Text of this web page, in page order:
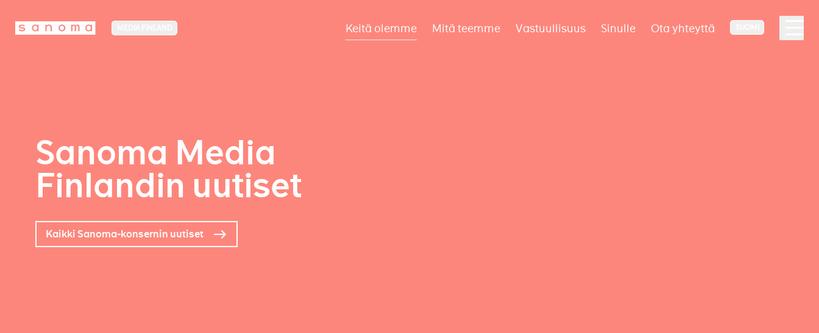
Keitä olemme Mitä teemme Vastuullisuus Sinulle Ota yhteyttä
Sanoma Media
Finlandin uutiset
Kaikki Sanoma-konsernin uutiset